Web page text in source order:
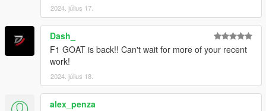
2024. július 17.
Dash_
F1 GOAT is back!! Can't wait for more of your recent
work!
2024. július 18.
alex_penza